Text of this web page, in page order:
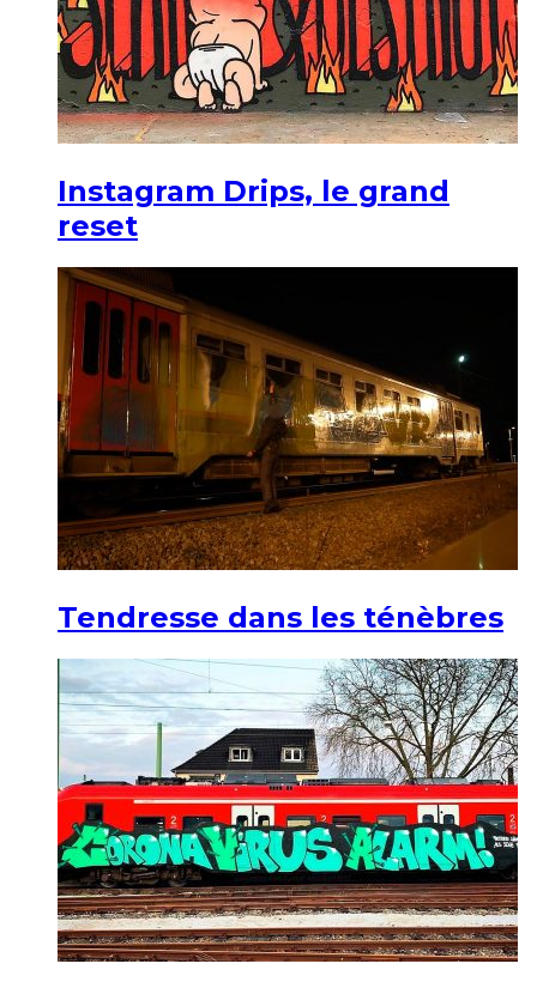
Instagram Drips, le grand
reset
Tendresse dans les ténèbres